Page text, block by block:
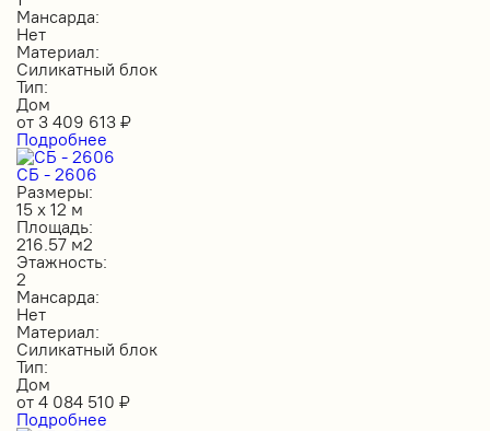
Мансарда:
Нет
Материал:
Силикатный блок
Тип:
Дом
от 3 409 613 ₽
Подробнее
СБ - 2606
Размеры:
15 х 12 м
Площадь:
216.57 м2
Этажность:
2
Мансарда:
Нет
Материал:
Силикатный блок
Тип:
Дом
от 4 084 510 ₽
Подробнее